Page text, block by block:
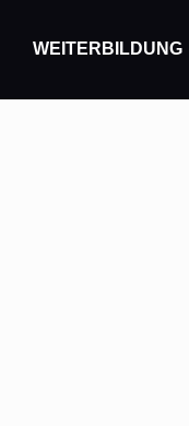
WEITERBILDUNG